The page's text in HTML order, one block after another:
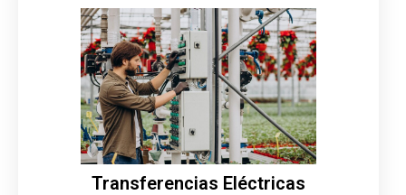
Transferencias Eléctricas